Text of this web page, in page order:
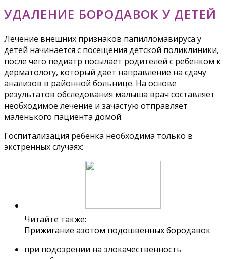
УДАЛЕНИЕ БОРОДАВОК У ДЕТЕЙ
Лечение внешних признаков папилломавируса у
детей начинается с посещения детской поликлиники,
после чего педиатр посылает родителей с ребенком к
дерматологу, который дает направление на сдачу
анализов в районной больнице. На основе
результатов обследования малыша врач составляет
необходимое лечение и зачастую отправляет
маленького пациента домой.
Госпитализация ребенка необходима только в
экстренных случаях:
Читайте также:
Прижигание азотом подошвенных бородавок
при подозрении на злокачественность